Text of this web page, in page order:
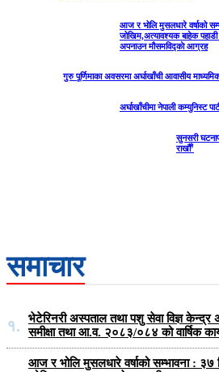
आज र भोलि मुसलधारे वर्षाको
जोखिम,अत्यावश्यक बाहेक
अपनाउन मौसमविद्काे आग्रह
गुरु पूर्णिमाका अवसरमा अर्घाखाँची आवासीय
अर्घाखाँचीमा नेपाली कम्युनिस्ट
सुनसरी
राखौँ’
समाचार
१.
भेटेरिनरी अस्पताल तथा पशु सेवा विज्ञ केन्द्र
समीक्षा तथा आ.व. २०८३/०८४ को वार्षिक
आज र भोलि मुसलधारे वर्षाको सम्भावना : ३७